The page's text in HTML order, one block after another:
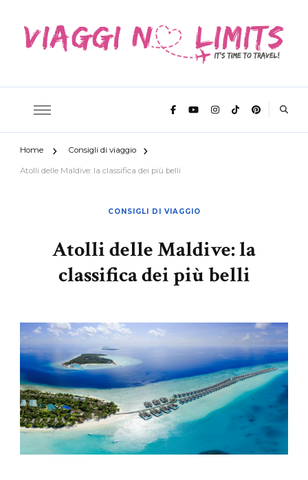
Viaggi No
Limits
Home Consigli di viaggio
Atolli delle Maldive: la classifica dei più belli
CONSIGLI DI VIAGGIO
Atolli delle Maldive: la
classifica dei più belli